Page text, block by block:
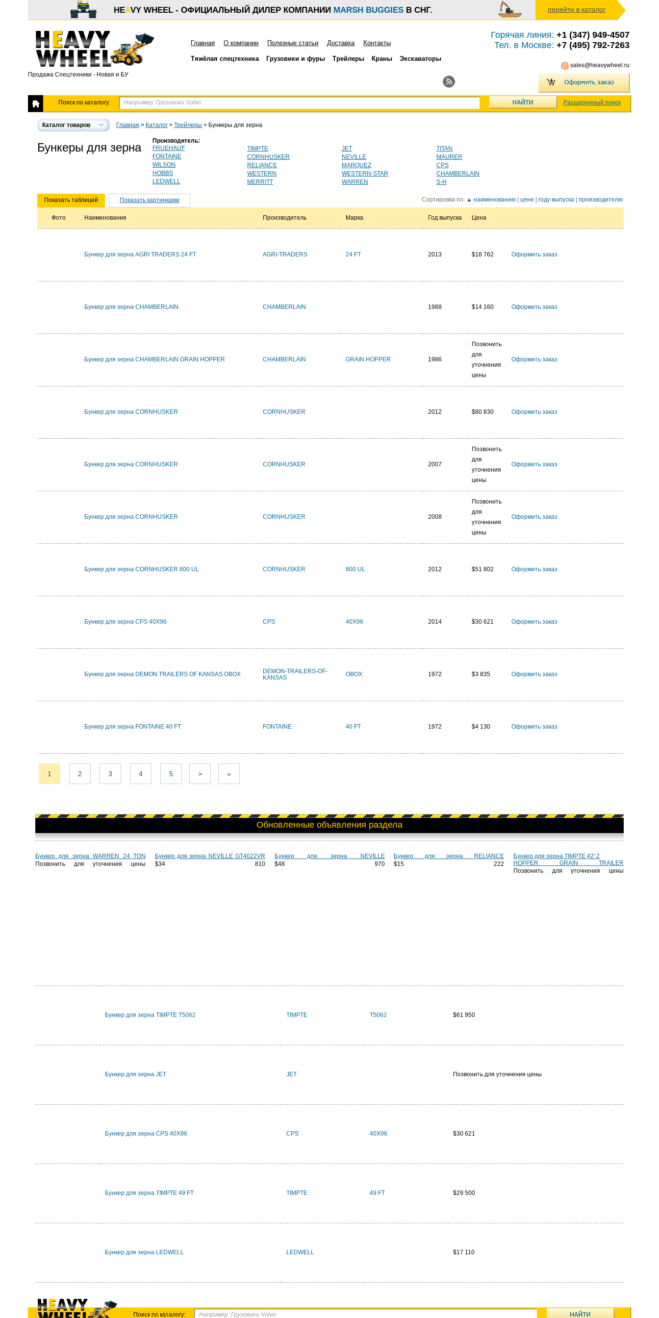
HEAVY WHEEL - ОФИЦИАЛЬНЫЙ ДИЛЕР КОМПАНИИ MARSH BUGGIES В СНГ. перейти в каталог
Продажа Спецтехники - Новая и БУ
Главная О компании Полезные статьи Доставка Контакты
Тяжёлая спецтехника Грузовики и фуры Трейлеры Краны Экскаваторы
Горячая линия: +1 (347) 949-4507
Тел. в Москве: +7 (495) 792-7263
sales@heavywheel.ru
Поиск по каталогу: Расширенный поиск
Каталог товаров Главная > Каталог > Трейлеры > Бункеры для зерна
Бункеры для зерна
Производитель:
FRUEHAUF
FONTAINE
WILSON
HOBBS
LEDWELL
TIMPTE
CORNHUSKER
RELIANCE
WESTERN
MERRITT
JET
NEVILLE
MARQUEZ
WESTERN-STAR
WARREN
TITAN
MAURER
CPS
CHAMBERLAIN
S-H
Показать таблицей Показать картинками Сортировка по: ▲ наименованию |цене |году выпуска |производителю
Фото Наименование Производитель Марка Год выпуска Цена
Бункер для зерна AGRI TRADERS 24 FT AGRI-TRADERS 24 FT 2013 $18 762 Оформить заказ
Бункер для зерна CHAMBERLAIN CHAMBERLAIN 1988 $14 160 Оформить заказ
Бункер для зерна CHAMBERLAIN GRAIN HOPPER CHAMBERLAIN GRAIN HOPPER 1986
Позвонить
для
уточнения
цены
Оформить заказ
Бункер для зерна CORNHUSKER CORNHUSKER 2012 $80 830 Оформить заказ
Бункер для зерна CORNHUSKER CORNHUSKER 2007
Позвонить
для
уточнения
цены
Оформить заказ
Бункер для зерна CORNHUSKER CORNHUSKER 2008
Позвонить
для
уточнения
цены
Оформить заказ
Бункер для зерна CORNHUSKER 800 UL CORNHUSKER 800 UL 2012 $51 802 Оформить заказ
Бункер для зерна CPS 40X96 CPS 40X96 2014 $30 621 Оформить заказ
Бункер для зерна DEMON TRAILERS OF KANSAS OBOX
DEMON-TRAILERS-OF-
KANSAS
OBOX 1972 $3 835 Оформить заказ
Бункер для зерна FONTAINE 40 FT FONTAINE 40 FT 1972 $4 130 Оформить заказ
1 2 3 4 5 > »
Обновленные объявления раздела
Бункер для зерна WARREN 24 TON
Позвонить для уточнения цены
Бункер для зерна NEVILLE GT4022VR
$34 810
Бункер для зерна NEVILLE
$48 970
Бункер для зерна RELIANCE
$15 222
Бункер для зерна TIMPTE 42' 2
HOPPER GRAIN TRAILER
Позвонить для уточнения цены
Бункер для зерна TIMPTE T5062 TIMPTE T5062 $61 950
Бункер для зерна JET JET Позвонить для уточнения цены
Бункер для зерна CPS 40X96 CPS 40X96 $30 621
Бункер для зерна TIMPTE 49 FT TIMPTE 49 FT $29 500
Бункер для зерна LEDWELL LEDWELL $17 110
Поиск по каталогу: